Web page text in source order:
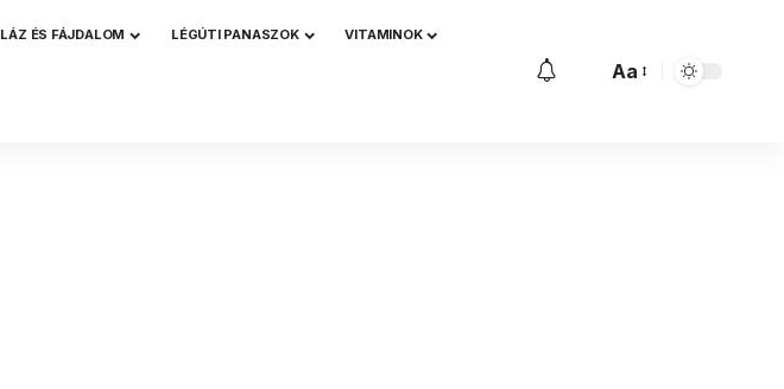
LÁZ ÉS FÁJDALOM LÉGÚTI PANASZOK VITAMINOK
Aa